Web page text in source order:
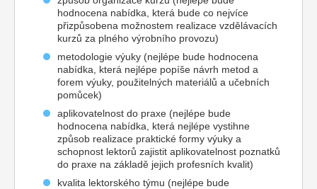
hodnocena nabídka, která bude co nejvíce
přizpůsobena možnostem realizace vzdělávacích
kurzů za plného výrobního provozu)
metodologie výuky (nejlépe bude hodnocena
nabídka, která nejlépe popíše návrh metod a
forem výuky, použitelných materiálů a učebních
pomůcek)
aplikovatelnost do praxe (nejlépe bude
hodnocena nabídka, která nejlépe vystihne
způsob realizace praktické formy výuky a
schopnost lektorů zajistit aplikovatelnost poznatků
do praxe na základě jejich profesních kvalit)
kvalita lektorského týmu (nejlépe bude